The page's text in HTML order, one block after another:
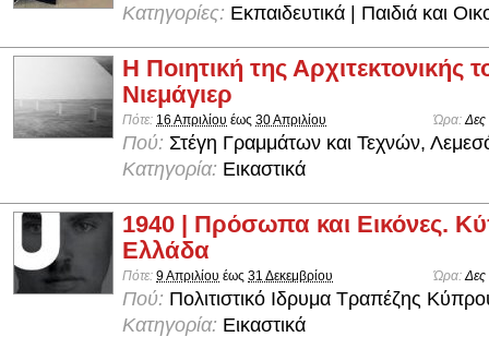
Κατηγορίες: Εκπαιδευτικά | Παιδιά και
Η Ποιητική της Αρχιτεκτονικής
Νιεμάγιερ
Πότε: 16 Απριλίου έως 30 Απριλίου Ώρα:Δες
Πού: Στέγη Γραμμάτων και Τεχνών,
Κατηγορία: Εικαστικά
1940 | Πρόσωπα και Εικόνες.
Ελλάδα
Πότε: 9 Απριλίου έως 31 Δεκεμβρίου Ώρα:Δες
Πού: Πολιτιστικό Ιδρυμα Τραπέζης
Κατηγορία: Εικαστικά